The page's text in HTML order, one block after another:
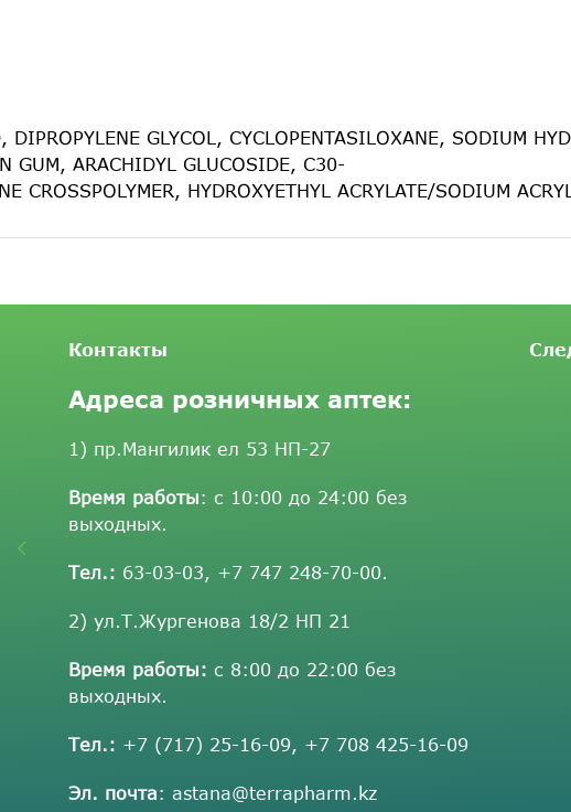
GLYCOL, CYCLOPENTASILOXANE, SODIUM
GUM, ARACHIDYL GLUCOSIDE, C30-
CROSSPOLYMER, HYDROXYETHYL ACRYLATE/SODIUM
Контакты
Адреса розничных аптек:
1) пр.Мангилик ел 53 НП-27
Время работы: с 10:00 до 24:00 без
выходных.
Тел.: 63-03-03, +7 747 248-70-00.
2) ул.Т.Жургенова 18/2 НП 21
Время работы: с 8:00 до 22:00 без
выходных.
Тел.: +7 (717) 25-16-09, +7 708 425-16-09
Эл. почта:astana@terrapharm.kz